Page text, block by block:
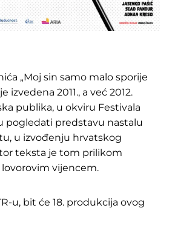
„Moj sin samo malo sporije
izvedena 2011., a već 2012.
publika, u okviru Festivala
pogledati predstavu nastalu
u izvođenju hrvatskog
teksta je tom prilikom
vijencem.
u, bit će 18. produkcija ovog